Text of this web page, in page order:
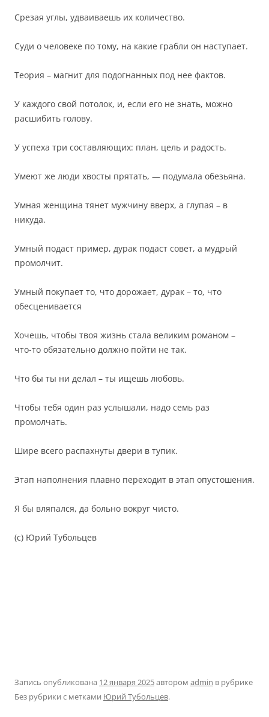
Срезая углы, удваиваешь их количество.
Суди о человеке по тому, на какие грабли он наступает.
Теория – магнит для подогнанных под нее фактов.
У каждого свой потолок, и, если его не знать, можно
расшибить голову.
У успеха три составляющих: план, цель и радость.
Умеют же люди хвосты прятать, — подумала обезьяна.
Умная женщина тянет мужчину вверх, а глупая – в
никуда.
Умный подаст пример, дурак подаст совет, а мудрый
промолчит.
Умный покупает то, что дорожает, дурак – то, что
обесценивается
Хочешь, чтобы твоя жизнь стала великим романом –
что-то обязательно должно пойти не так.
Что бы ты ни делал – ты ищешь любовь.
Чтобы тебя один раз услышали, надо семь раз
промолчать.
Шире всего распахнуты двери в тупик.
Этап наполнения плавно переходит в этап опустошения.
Я бы вляпался, да больно вокруг чисто.
(с) Юрий Тубольцев
Запись опубликована 12 января 2025автором admin в рубрике
Без рубрики с метками Юрий Тубольцев.